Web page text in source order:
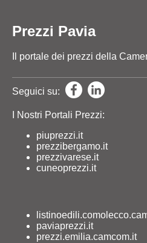
Prezzi Pavia
Il portale dei prezzi della
Seguici su:
I Nostri Portali Prezzi:
piuprezzi.it
prezzibergamo.it
prezzivarese.it
cuneoprezzi.it
paviaprezzi.it
prezzi.emilia.camcom.it